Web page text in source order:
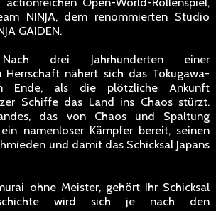
NINJA, dem renommierten Studio
GAIDEN.
drei Jahrhunderten einer
Herrschaft nähert sich das Tokugawa-
Ende, als die plötzliche Ankunft
Schiffe das Land ins Chaos stürzt.
das von Chaos und Spaltung
namenloser Kämpfer bereit, seinen
und damit das Schicksal Japans
ohne Meister, gehört Ihr Schicksal
wird sich je nach den